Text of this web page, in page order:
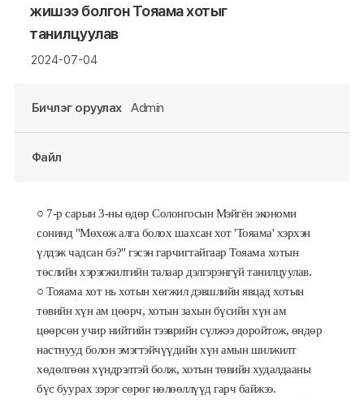
жишээ болгон Тояама хотыг
танилцуулав
2024-07-04
Бичлэг оруулах Admin
Файл
○ 7-р сарын 3-ны өдөр СолонгосынМэйгён экономи
сонинд "Мөхөжалга болох шахсанхот'Тояама' хэрхэн
үлдэж чадсанбэ?" гэсэн гарчигтайгаар Тояама хотын
төслийн хэрэгжилтийн талаар дэлгэрэнгүй танилцуулав.
○ Тояама хот нь хотын хөгжил дэвшлийн явцад хотын
төвийн хүн ам цөөрч, хотын захын бүсийн хүн ам
цөөрсөн учир нийтийн тээврийн сүлжээ доройтож, өндөр
настнууд болон эмэгтэйчүүдийн хүн амын шилжилт
хөдөлгөөн хүндрэлтэй болж, хотын төвийн худалдааны
бүс буурах зэрэг сөрөг нөлөөллүүд гарч байжээ.